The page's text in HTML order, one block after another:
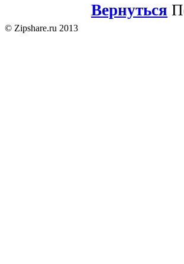
Вернуться
© Zipshare.ru 2013